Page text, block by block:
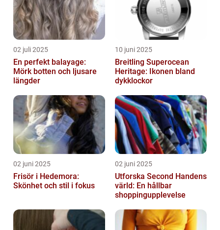
02 juli 2025
En perfekt balayage:
Mörk botten och ljusare
längder
10 juni 2025
Breitling Superocean
Heritage: Ikonen bland
dykklockor
02 juni 2025
Frisör i Hedemora:
Skönhet och stil i fokus
02 juni 2025
Utforska Second Handens
värld: En hållbar
shoppingupplevelse